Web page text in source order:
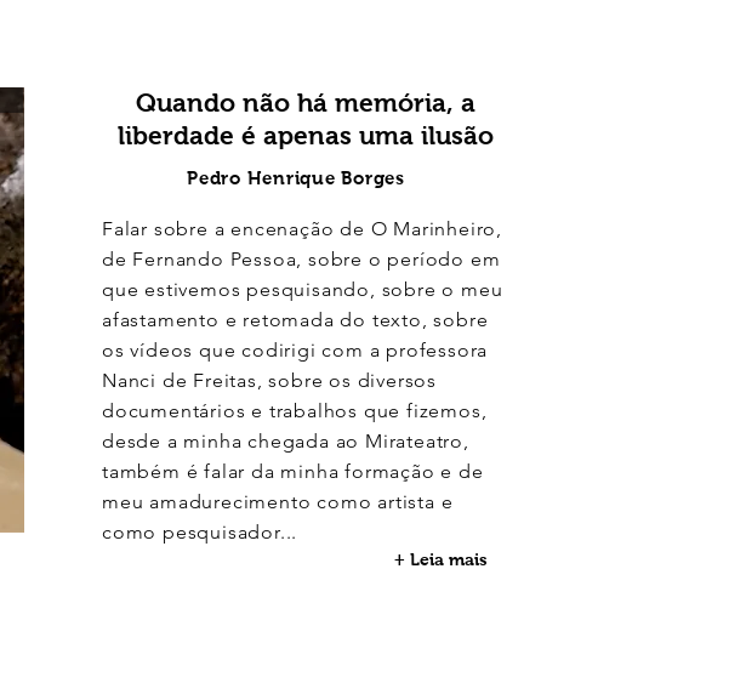
Quando não há memória, a
liberdade é apenas uma ilusão
Pedro Henrique Borges
Falar sobre a encenação de O Marinheiro,
de Fernando Pessoa, sobre o período em
que estivemos pesquisando, sobre o meu
afastamento e retomada do texto, sobre
os vídeos que codirigi com a professora
Nanci de Freitas, sobre os diversos
documentários e trabalhos que fizemos,
desde a minha chegada ao Mirateatro,
também é falar da minha formação e de
meu amadurecimento como artista e
como pesquisador...
+ Leia mais